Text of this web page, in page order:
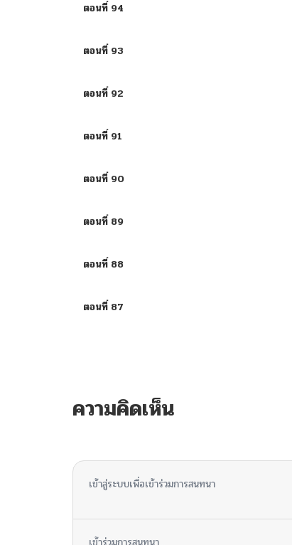
ตอนที่ 94
ตอนที่ 93
ตอนที่ 92
ตอนที่ 91
ตอนที่ 90
ตอนที่ 89
ตอนที่ 88
ตอนที่ 87
ตอนที่ 83
ตอนที่ 82
ความคิดเห็น
เข้าสู่ระบบเพื่อเข้าร่วมการสนทนา